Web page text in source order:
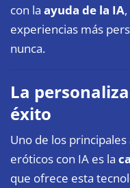
con la ayuda de la IA
experiencias más
nunca.
La
éxito
Uno de los
eróticos con IA es la
que ofrece esta